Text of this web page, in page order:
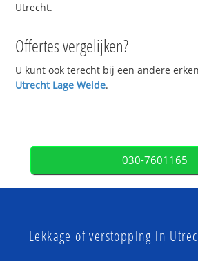
Utrecht.
Offertes vergelijken?
U kunt ook terecht bij een andere
Utrecht Lage Weide.
030-7601165
Lekkage of verstopping in